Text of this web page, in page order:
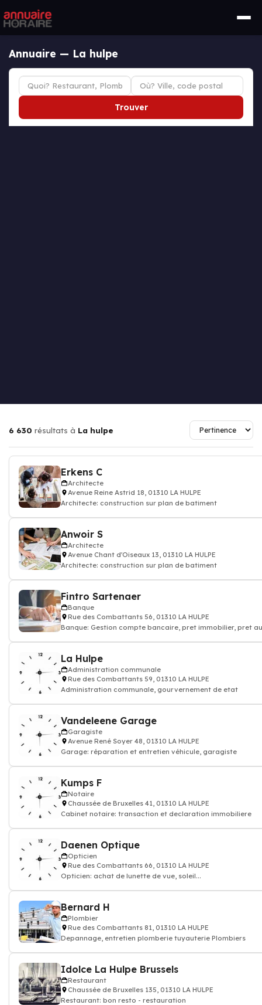
Annuaire — La hulpe
Trouver
6 630 résultats à La hulpe
Erkens C
Architecte
Avenue Reine Astrid 18, 01310 LA HULPE
Architecte: construction sur plan de batiment
Anwoir S
Architecte
Avenue Chant d'Oiseaux 13, 01310 LA HULPE
Architecte: construction sur plan de batiment
Fintro Sartenaer
Banque
Rue des Combattants 56, 01310 LA HULPE
Banque: Gestion compte bancaire, pret immobilier, pret
La Hulpe
Administration communale
Rue des Combattants 59, 01310 LA HULPE
Administration communale, gourvernement de etat
Vandeleene Garage
Garagiste
Avenue René Soyer 48, 01310 LA HULPE
Garage: réparation et entretien véhicule, garagiste
Kumps F
Notaire
Chaussée de Bruxelles 41, 01310 LA HULPE
Cabinet notaire: transaction et declaration immobiliere
Daenen Optique
Opticien
Rue des Combattants 66, 01310 LA HULPE
Opticien: achat de lunette de vue, soleil...
Bernard H
Plombier
Rue des Combattants 81, 01310 LA HULPE
Depannage, entretien plomberie tuyauterie Plombiers
Idolce La Hulpe Brussels
Restaurant
Chaussée de Bruxelles 135, 01310 LA HULPE
Restaurant: bon resto - restauration